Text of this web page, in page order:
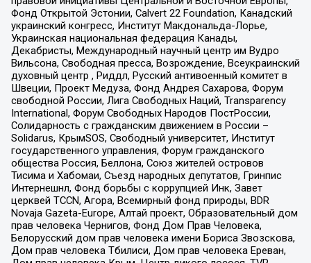
Фонд Открытой Эстонии, Calvert 22 Foundation, Канадский
украинский конгресс, Институт Макдональда-Лорье,
Украинская национальная федерация Канады,
Декабристы, Международный научный центр им Вудро
Вильсона, Свободная пресса, Возрождение, Всеукраинский
духовный центр , Риддл, Русский антивоенный комитет в
Швеции, Проект Медуза, Фонд Андрея Сахарова, Форум
свободной России, Лига Свободных Наций, Transparеncy
International, Форум Свободных Народов ПостРоссии,
Солидарность с гражданским движением в России –
Solidarus, КрымSOS, Свободный университет, Институт
государственного управления, Форум гражданского
общества Россия, Беллона, Союз жителей островов
Тисима и Хабомаи, Съезд народных депутатов, Гринпис
Интернешнл, Фонд борьбы с коррупцией Инк, Завет
церквей TCCN, Агора, Всемирный фонд природы, BDR
Novaja Gazeta-Europe, Алтай проект, Образовательный дом
прав человека Чернигов, Фонд Дом Прав Человека,
Белорусский дом прав человека имени Бориса Звозскова,
Дом прав человека Тбилиси, Дом прав человека Ереван,